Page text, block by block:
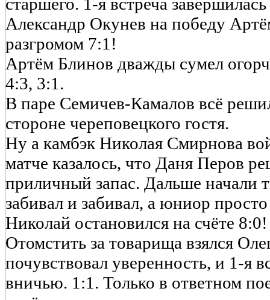
старшего. 1-я встреча
Александр Окунев на победу
разгромом 7:1!
Артём Блинов дважды сумел
4:3, 3:1.
В паре Семичев-Камалов всё
стороне череповецкого гостя.
Ну а камбэк Николая Смирнова
матче казалось, что Даня Перов
приличный запас. Дальше начали
забивал и забивал, а юниор
Николай остановился на счёте 8:0!
Отомстить за товарища взялся
почувствовал уверенность, и 1-я
вничью. 1:1. Только в ответном